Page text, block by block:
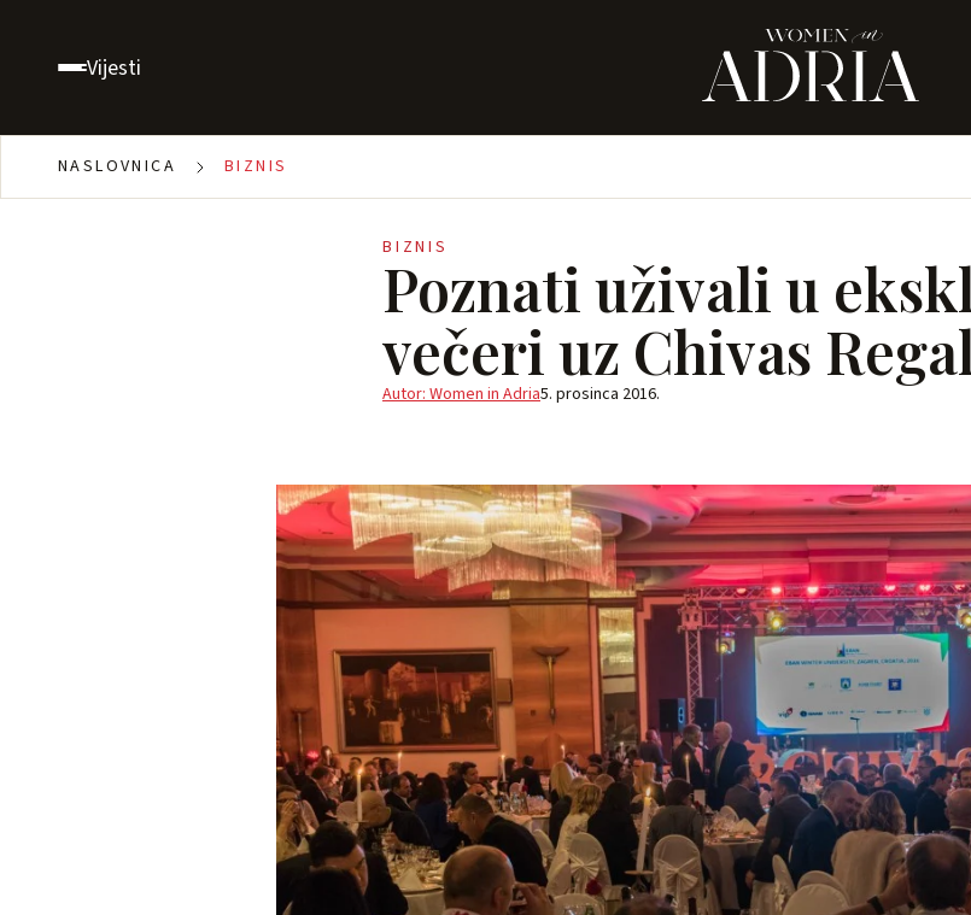
Vijesti
NASLOVNICA BIZNIS
BIZNIS
Poznati uživali u
večeri uz Chivas
Autor: Women in Adria5. prosinca 2016.